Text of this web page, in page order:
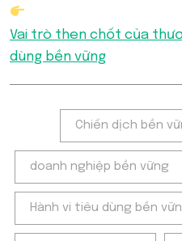
Vai trò then chốt của
dùng bền vững
Chiến dịch bền
doanh nghiệp bền vững
Hành vi tiêu dùng bền